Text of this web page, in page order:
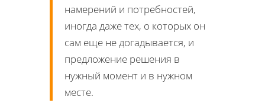
намерений и потребностей,
иногда даже тех, о которых он
сам еще не догадывается, и
предложение решения в
нужный момент и в нужном
месте.